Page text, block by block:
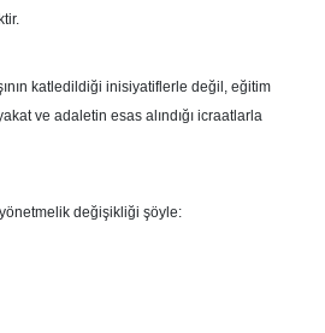
katledildiği inisiyatiflerle değil, eğitim
ve adaletin esas alındığı icraatlarla
değişikliği şöyle: